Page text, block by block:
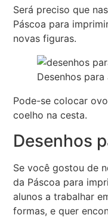
Será preciso que
Páscoa para
novas figuras.
Desenhos
Pode-se colocar
coelho na cesta.
Desenhos
Se você gostou de
da Páscoa para
alunos a trabalhar
formas, e quer